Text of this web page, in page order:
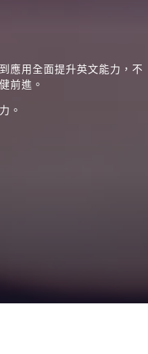
應用全面提升英文能力，不
前進。
。